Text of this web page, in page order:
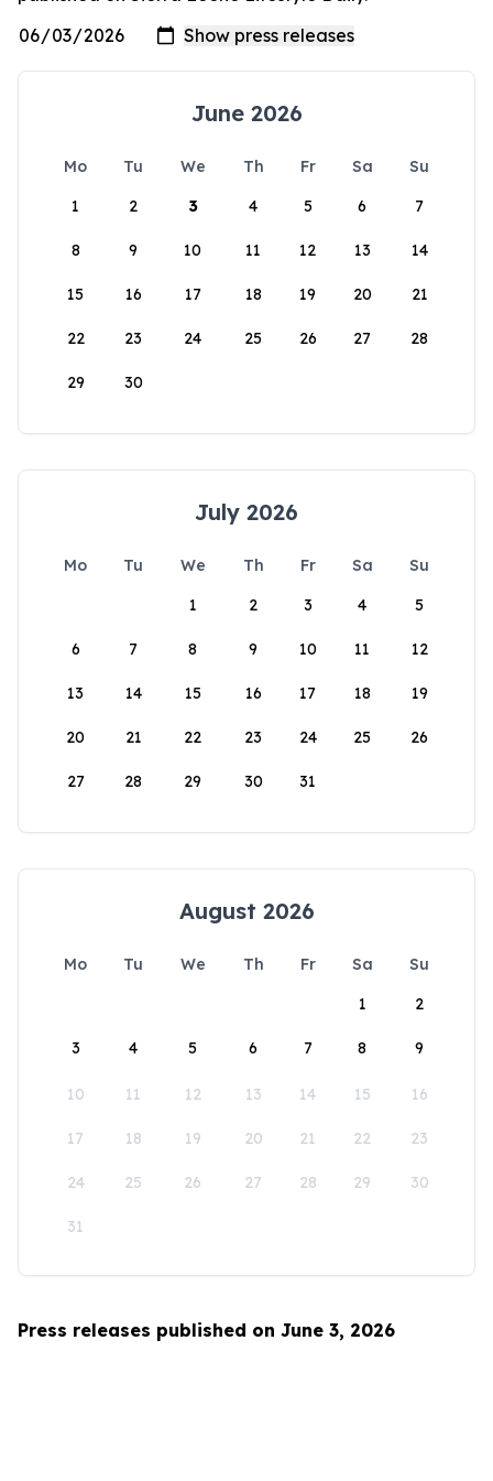
June 2026
Mo Tu We Th Fr Sa
Su
1
2 3 4 5 6 7
8 9 10 11 12 13 14
15 16 17 18 19 20 21
22 23 24 25 26 27 28
29 30
July 2026
Mo Tu We Th Fr Sa
Su
1
2 3 4 5
6 7 8 9 10 11 12
13 14 15 16 17 18 19
20 21 22 23 24 25 26
27 28 29 30 31
August 2026
Mo Tu We Th Fr Sa
Su
1
2
3 4 5 6 7 8 9
10 11 12 13 14 15 16
17 18 19 20 21 22 23
24 25 26 27 28 29 30
31
Press releases published on June 3, 2026